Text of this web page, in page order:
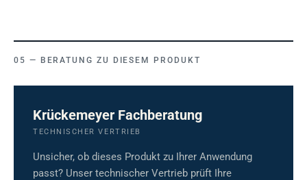
BERATUNG ZU DIESEM PRODUKT
Krückemeyer Fachberatung
TECHNISCHER VERTRIEB
Unsicher, ob dieses Produkt zu Ihrer Anwendung
passt? Unser technischer Vertrieb prüft Ihre